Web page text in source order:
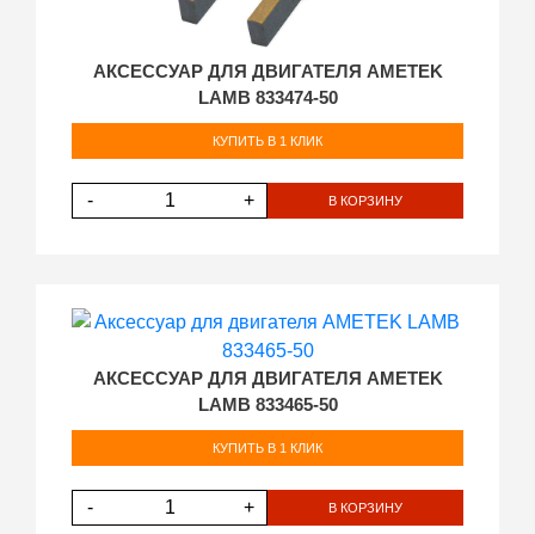
АКСЕССУАР ДЛЯ ДВИГАТЕЛЯ AMETEK
LAMB 833474-50
КУПИТЬ В 1 КЛИК
- + В КОРЗИНУ
АКСЕССУАР ДЛЯ ДВИГАТЕЛЯ AMETEK
LAMB 833465-50
КУПИТЬ В 1 КЛИК
- + В КОРЗИНУ